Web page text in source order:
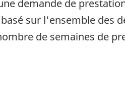
demande de
sur l'ensemble des
de semaines de